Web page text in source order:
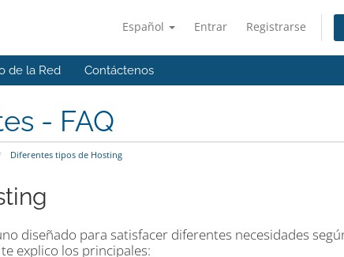
Español Entrar Registrarse
de la Red Contáctenos
- FAQ
Diferentes tipos de Hosting
diseñado para satisfacer diferentes necesidades
explico los principales: